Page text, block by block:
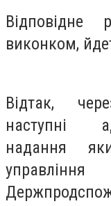
Відповідне
виконком,
Відтак,
наступні
надання
управління